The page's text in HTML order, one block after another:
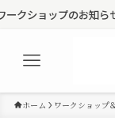
ップのお知らせ |
ホーム ワークショップ